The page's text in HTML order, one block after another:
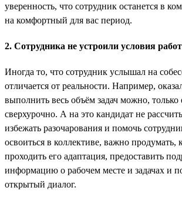
уверенность, что сотрудник останется в
на комфортный для вас период.
2. Сотрудника не устроили условия
Иногда то, что сотрудник услышал на
отличается от реальности. Например,
выполнить весь объём задач можно, только
сверхурочно. А на это кандидат не
избежать разочарования и помочь
освоиться в коллективе, важно продумать,
проходить его адаптация, предоставить
информацию о рабочем месте и задачах и
открытый диалог.